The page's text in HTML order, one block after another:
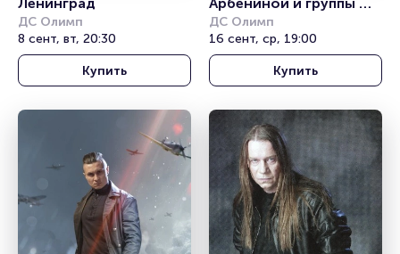
Ленинград
ДС Олимп
8 сент, вт, 20:30
Купить
Арбениной и группы
«Ночные Снайперы»
ДС Олимп
16 сент, ср, 19:00
Купить